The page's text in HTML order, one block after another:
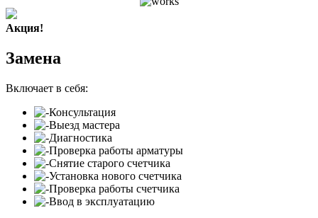
Акция!
Замена
Включает в себя:
Консультация
Выезд мастера
Диагностика
Проверка работы арматуры
Снятие старого счетчика
Установка нового счетчика
Проверка работы счетчика
Ввод в эксплуатацию